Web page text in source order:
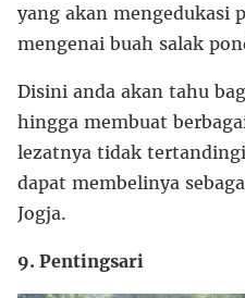
yang akan mengedukasi
mengenai buah salak
Disini anda akan tahu
hingga membuat
lezatnya tidak
dapat membelinya
Jogja.
9. Pentingsari